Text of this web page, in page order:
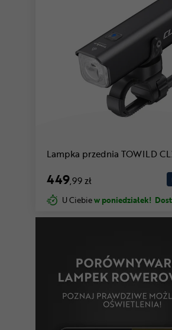
Lampka przednia TOWILD
449,99 zł
U Ciebiew poniedziałek!